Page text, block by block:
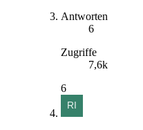
Antworten
6
Zugriffe
7,6k
6